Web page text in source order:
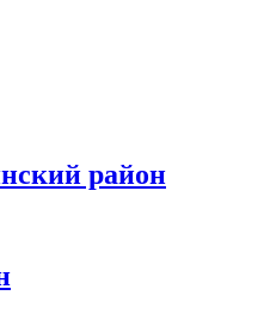
район